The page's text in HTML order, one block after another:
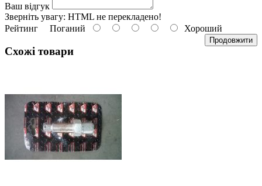
Ваш відгук
Зверніть увагу: HTML не перекладено!
Рейтинг Поганий Хороший
Продовжити
Схожі товари